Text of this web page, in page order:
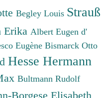
Begley Louis Strauß
Erika Albert Eugen d'
Eugène Bismarck Otto
Hesse Hermann
Bultmann Rudolf
Borgese Elisabeth